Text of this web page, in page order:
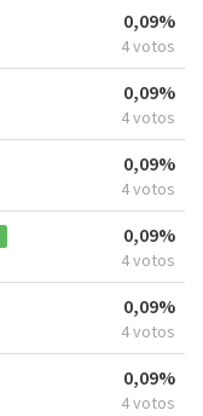
0,09%
4 votos
0,09%
4 votos
0,09%
4 votos
0,09%
4 votos
0,09%
4 votos
0,09%
4 votos